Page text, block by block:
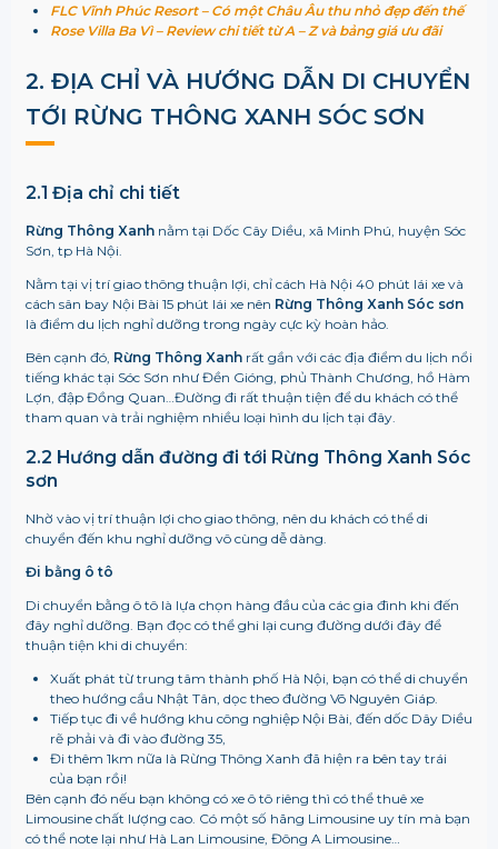
FLC Vĩnh Phúc Resort – Có một Châu Âu thu nhỏ đẹp đến thế
Rose Villa Ba Vì – Review chi tiết từ A – Z và bảng giá ưu đãi
2. ĐỊA CHỈ VÀ HƯỚNG DẪN DI CHUYỂN
TỚI RỪNG THÔNG XANH SÓC SƠN
2.1 Địa chỉ chi tiết
Rừng Thông Xanhnằm tại Dốc Cây Diều, xã Minh Phú, huyện Sóc
Sơn, tp Hà Nội.
Nằm tại vị trí giao thông thuận lợi, chỉ cách Hà Nội 40 phút lái xe và
cách sân bay Nội Bài 15 phút lái xe nên Rừng Thông Xanh Sóc sơn
là điểm du lịch nghỉ dưỡng trong ngày cực kỳ hoàn hảo.
Bên cạnh đó, Rừng Thông Xanhrất gần với các địa điểm du lịch nổi
tiếng khác tại Sóc Sơn như Đền Gióng, phủ Thành Chương, hồ Hàm
Lợn, đập Đồng Quan…Đường đi rất thuận tiện để du khách có thể
tham quan và trải nghiệm nhiều loại hình du lịch tại đây.
2.2 Hướng dẫn đường đi tới Rừng Thông Xanh Sóc
sơn
Nhờ vào vị trí thuận lợi cho giao thông, nên du khách có thể di
chuyển đến khu nghỉ dưỡng vô cùng dễ dàng.
Đi bằng ô tô
Di chuyển bằng ô tô là lựa chọn hàng đầu của các gia đình khi đến
đây nghỉ dưỡng. Bạn đọc có thể ghi lại cung đường dưới đây để
thuận tiện khi di chuyển:
Xuất phát từ trung tâm thành phố Hà Nội, bạn có thể di chuyển
theo hướng cầu Nhật Tân, dọc theo đường Võ Nguyên Giáp.
Tiếp tục đi về hướng khu công nghiệp Nội Bài, đến dốc Dây Diều
rẽ phải và đi vào đường 35,
Đi thêm 1km nữa là Rừng Thông Xanh đã hiện ra bên tay trái
của bạn rồi!
Bên cạnh đó nếu bạn không có xe ô tô riêng thì có thể thuê xe
Limousine chất lượng cao. Có một số hãng Limousine uy tín mà bạn
có thể note lại như Hà Lan Limousine, Đông A Limousine…